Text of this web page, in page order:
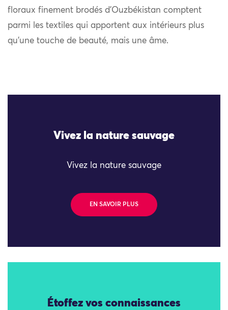
floraux finement brodés d’Ouzbékistan comptent
parmi les textiles qui apportent aux intérieurs plus
qu’une touche de beauté, mais une âme.
Vivez la nature sauvage
Vivez la nature sauvage
EN SAVOIR PLUS
Étoffez vos connaissances